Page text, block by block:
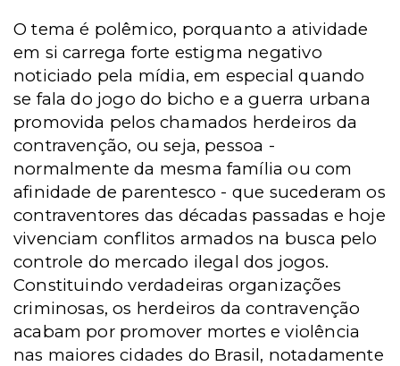
O tema é polêmico, porquanto a atividade
em si carrega forte estigma negativo
noticiado pela mídia, em especial quando
se fala do jogo do bicho e a guerra urbana
promovida pelos chamados herdeiros da
contravenção, ou seja, pessoa -
normalmente da mesma família ou com
afinidade de parentesco - que sucederam os
contraventores das décadas passadas e hoje
vivenciam conflitos armados na busca pelo
controle do mercado ilegal dos jogos.
Constituindo verdadeiras organizações
criminosas, os herdeiros da contravenção
acabam por promover mortes e violência
nas maiores cidades do Brasil, notadamente